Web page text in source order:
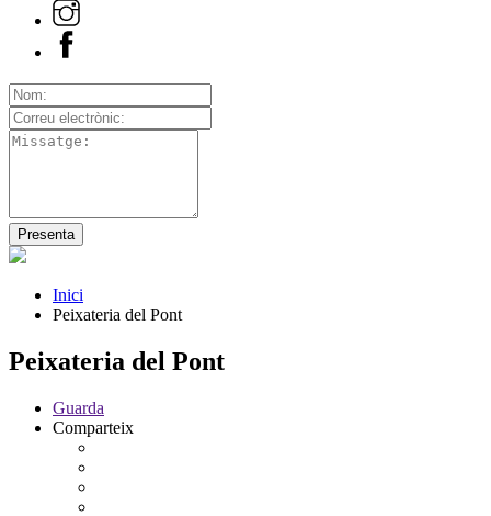
Inici
Peixateria del Pont
Peixateria del Pont
Guarda
Comparteix